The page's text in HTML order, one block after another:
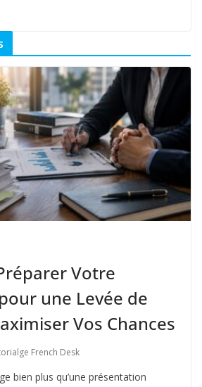
Votre
une Levée de
Vos Chances
French Desk
bien plus qu’une présentation